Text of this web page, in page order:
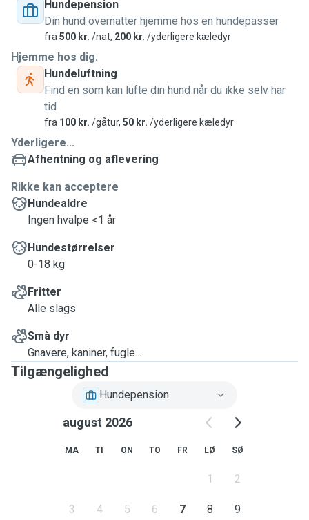
Hundepension
Din hund overnatter hjemme hos en hundepasser
fra 500 kr. /nat, 200 kr. /yderligere kæledyr
Hjemme hos dig.
Hundeluftning
Find en som kan lufte din hund når du ikke selv har
tid
fra 100 kr. /gåtur, 50 kr. /yderligere kæledyr
Yderligere...
Afhentning og aflevering
Rikke kan acceptere
Hundealdre
Ingen hvalpe <1 år
Hundestørrelser
0-18 kg
Fritter
Alle slags
Små dyr
Gnavere, kaniner, fugle...
Tilgængelighed
Hundepension
august 2026
MA TI ON TO FR LØ SØ
1 2
3 4 5 6 7 8 9